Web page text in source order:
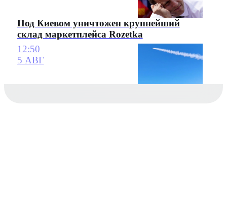
Под Киевом уничтожен крупнейший
склад маркетплейса Rozetka
12:50
5 АВГ